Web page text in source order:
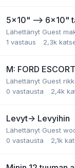
5x10" --> 6x10"
Lähettänyt Guest
1 vastaus 2,3k
M: FORD
Lähettänyt Guest
0 vastausta 2,4k
Levyt-> Levyihin
Lähettänyt Guest
0 vastausta 2,1k